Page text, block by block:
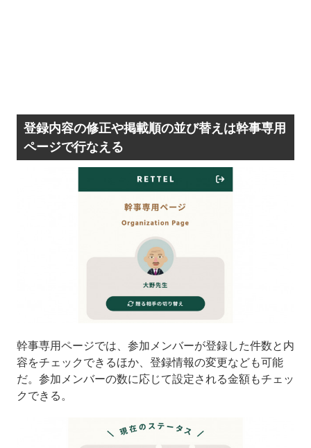
登録内容の修正や掲載順の並び替えは幹事専用
ページで行なえる
幹事専用ページでは、参加メンバーが登録した件数と内
容をチェックできるほか、登録情報の変更なども可能
だ。参加メンバーの数に応じて設定される金額もチェッ
クできる。